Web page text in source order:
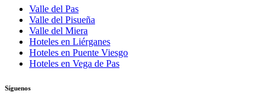
Valle del Pas
Valle del Pisueña
Valle del Miera
Hoteles en Liérganes
Hoteles en Puente Viesgo
Hoteles en Vega de Pas
Síguenos